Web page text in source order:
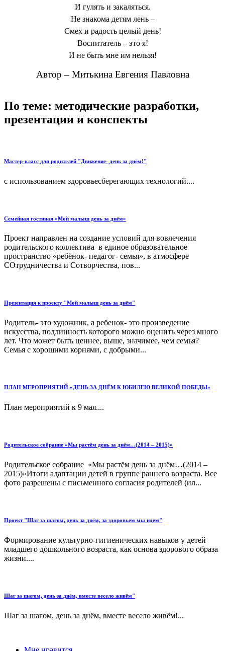
И гулять и закаляться.
Не знакома детям лень –
Смех и радость целый день!
Воспитатель – это я!
И не быть мне им нельзя!
Автор – Митькина Евгения Павловна
По теме: методические разработки,
презентации и конспекты
Мастер-класс для родителей "Движение- день за днём!"
с использованием здоровьесберегающих технологий....
Семейная гостиная «Мой малыш день за днём»
Проект направлен на создание условий для вовлечения
родительского коллектива в единое образовательное
пространство «ребёнок- педагог- семья», в атмосфере
СОтрудничества и Сотворчества, пов...
Презентация к проекту "Мой малыш день за днём"
Родитель- это художник, а ребенок- это произведение
искусства, подлинность которого можно оценить через много
лет. Что может быть ценнее, выше, значимее, чем семья?
Семья с хорошими корнями, с добрыми...
ПЛАН МЕРОПРИЯТИЙ «ДЕНЬ ЗА ДНЁМ К ЮБИЛЕЮ ВЕЛИКОЙ ПОБЕДЫ»
План мероприятий к 9 мая....
Родительское собрание «Мы растём день за днём…(2014 – 2015)»
Родительское собрание «Мы растём день за днём…(2014 –
2015)»Итоги адаптации детей в группе раннего возраста. Все
фото разрешены с письменного согласия родителей (ил...
Проект "Шаг за шагом, день за днём, за здоровьем мы идем"
Формирование культурно-гигиенических навыков у детей
младшего дошкольного возраста, как основа здорового образа
жизни....
Шаг за шагом, день за днём, вместе весело живём"
Шаг за шагом, день за днём, вместе весело живём!...